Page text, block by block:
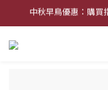
中秋早鳥優惠
中秋早鳥優惠：購買